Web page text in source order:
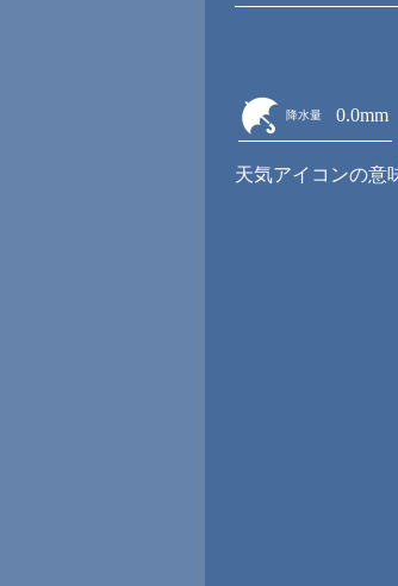
降水量 0.0mm
天気アイコンの意